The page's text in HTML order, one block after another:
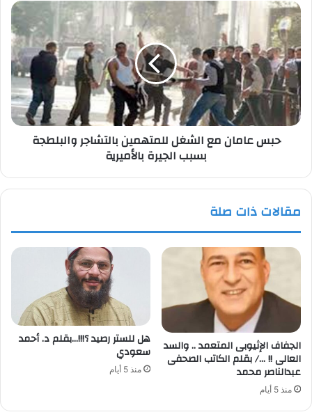
حبس
عامان
مع
الشغل
للمتهمين
بالتشاجر
والبلطجة
بسبب
الجيرة
بالأميريةحبس عامان مع الشغل للمتهمين بالتشاجر والبلطجة
بسبب الجيرة بالأميرية
مقالات ذات صلة
الجفاف الإثيوبى المتعمد .. والسد
العالى !! …/ بقلم الكاتب الصحفى
عبدالناصر محمد
منذ 5 أيام
هل للستر رصيد ؟!!!…بقلم د. أحمد
سعودي
منذ 5 أيام